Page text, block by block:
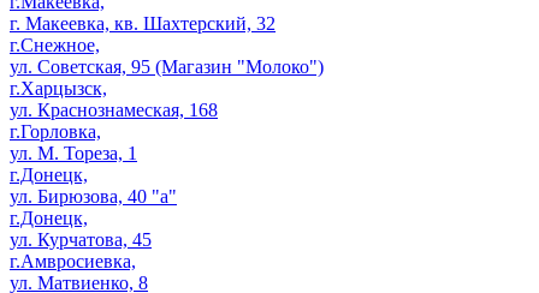
г. Макеевка, кв. Шахтерский, 32
г.Снежное,
ул. Советская, 95 (Магазин "Молоко")
г.Харцызск,
ул. Краснознамеская, 168
г.Горловка,
ул. М. Тореза, 1
г.Донецк,
ул. Бирюзова, 40 "а"
г.Донецк,
ул. Курчатова, 45
г.Амвросиевка,
ул. Матвиенко, 8